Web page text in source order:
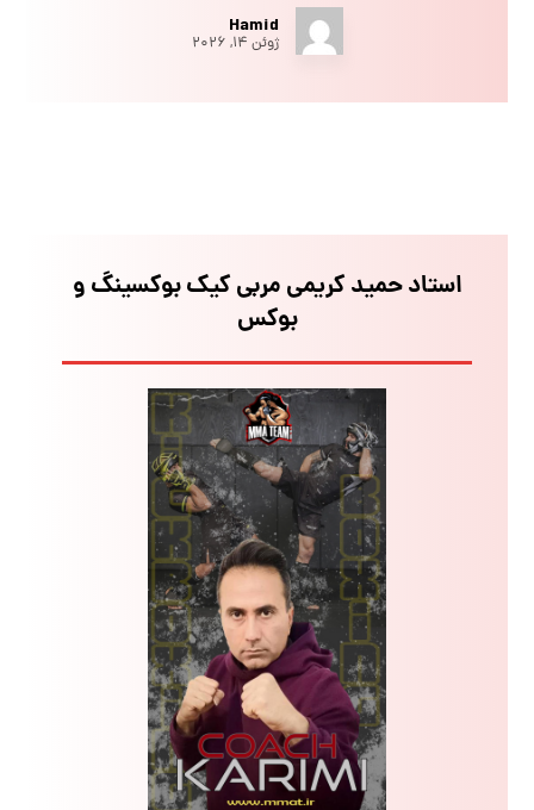
Hamid
ژوئن ۱۴, ۲۰۲۶
استاد حمید کریمی مربی کیک بوکسینگ و
بوکس